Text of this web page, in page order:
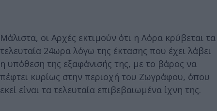
Μάλιστα, οι Αρχές εκτιμούν ότι η Λόρα κρύβεται τα
τελευταία 24ωρα λόγω της έκτασης που έχει λάβει
η υπόθεση της εξαφάνισής της, με το βάρος να
πέφτει κυρίως στην περιοχή του Ζωγράφου, όπου
εκεί είναι τα τελευταία επιβεβαιωμένα ίχνη της.